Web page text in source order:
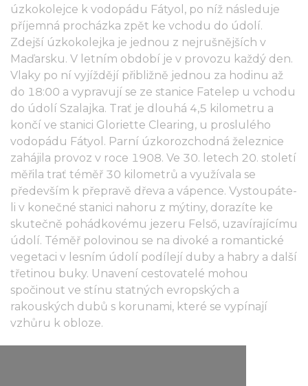
úzkokolejce k vodopádu Fátyol, po níž následuje
příjemná procházka zpět ke vchodu do údolí.
Zdejší úzkokolejka je jednou z nejrušnějších v
Maďarsku. V letním období je v provozu každý den.
Vlaky po ní vyjíždějí přibližně jednou za hodinu až
do 18:00 a vypravují se ze stanice Fatelep u vchodu
do údolí Szalajka. Trať je dlouhá 4,5 kilometru a
končí ve stanici Gloriette Clearing, u proslulého
vodopádu Fátyol. Parní úzkorozchodná železnice
zahájila provoz v roce 1908. Ve 30. letech 20. století
měřila trať téměř 30 kilometrů a využívala se
především k přepravě dřeva a vápence. Vystoupáte-
li v konečné stanici nahoru z mýtiny, dorazíte ke
skutečně pohádkovému jezeru Felső, uzavírajícímu
údolí. Téměř polovinou se na divoké a romantické
vegetaci v lesním údolí podílejí duby a habry a další
třetinou buky. Unavení cestovatelé mohou
spočinout ve stínu statných evropských a
rakouských dubů s korunami, které se vypínají
vzhůru k obloze.